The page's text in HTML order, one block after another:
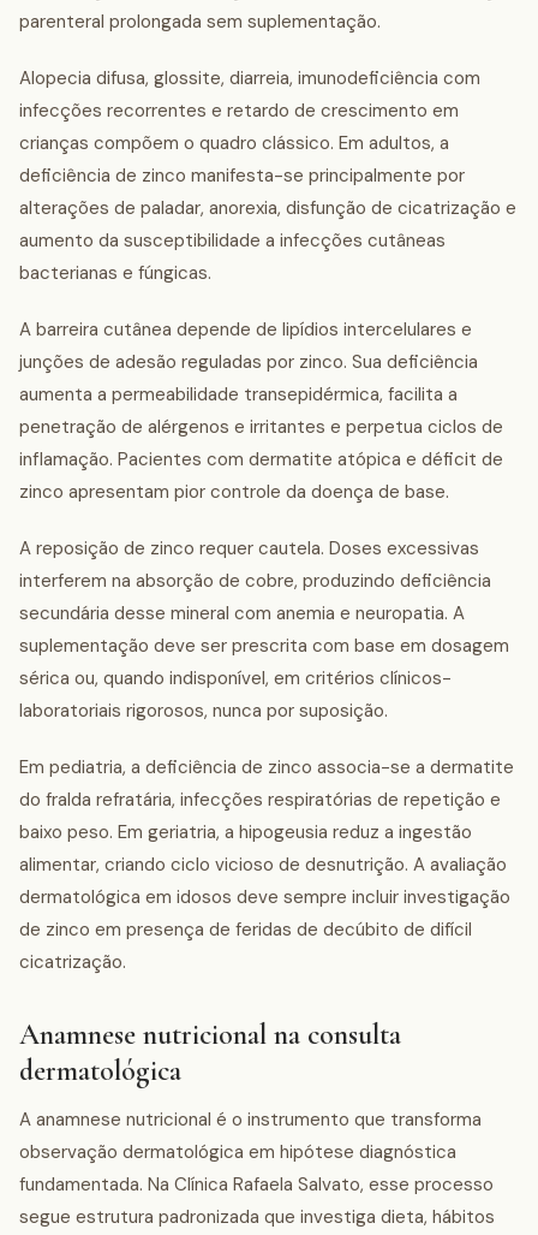
parenteral prolongada sem suplementação.
Alopecia difusa, glossite, diarreia, imunodeficiência com
infecções recorrentes e retardo de crescimento em
crianças compõem o quadro clássico. Em adultos, a
deficiência de zinco manifesta-se principalmente por
alterações de paladar, anorexia, disfunção de cicatrização e
aumento da susceptibilidade a infecções cutâneas
bacterianas e fúngicas.
A barreira cutânea depende de lipídios intercelulares e
junções de adesão reguladas por zinco. Sua deficiência
aumenta a permeabilidade transepidérmica, facilita a
penetração de alérgenos e irritantes e perpetua ciclos de
inflamação. Pacientes com dermatite atópica e déficit de
zinco apresentam pior controle da doença de base.
A reposição de zinco requer cautela. Doses excessivas
interferem na absorção de cobre, produzindo deficiência
secundária desse mineral com anemia e neuropatia. A
suplementação deve ser prescrita com base em dosagem
sérica ou, quando indisponível, em critérios clínicos-
laboratoriais rigorosos, nunca por suposição.
Em pediatria, a deficiência de zinco associa-se a dermatite
do fralda refratária, infecções respiratórias de repetição e
baixo peso. Em geriatria, a hipogeusia reduz a ingestão
alimentar, criando ciclo vicioso de desnutrição. A avaliação
dermatológica em idosos deve sempre incluir investigação
de zinco em presença de feridas de decúbito de difícil
cicatrização.
Anamnese nutricional na consulta
dermatológica
A anamnese nutricional é o instrumento que transforma
observação dermatológica em hipótese diagnóstica
fundamentada. Na Clínica Rafaela Salvato, esse processo
segue estrutura padronizada que investiga dieta, hábitos